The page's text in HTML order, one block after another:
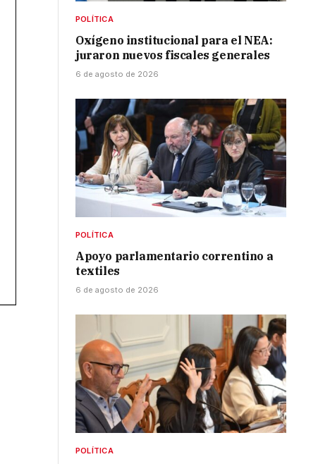
POLÍTICA
Oxígeno institucional para el NEA:
juraron nuevos fiscales generales
6 de agosto de 2026
POLÍTICA
Apoyo parlamentario correntino a
textiles
6 de agosto de 2026
POLÍTICA